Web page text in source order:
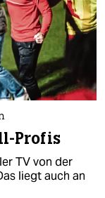
Profis
TV von der
liegt auch an